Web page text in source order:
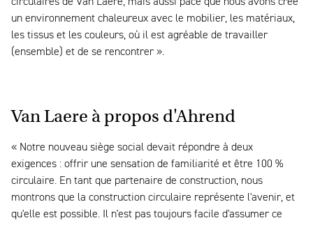
un environnement chaleureux avec le mobilier, les matériaux,
les tissus et les couleurs, où il est agréable de travailler
(ensemble) et de se rencontrer ».
Van Laere à propos d'Ahrend
« Notre nouveau siège social devait répondre à deux
exigences : offrir une sensation de familiarité et être 100 %
circulaire. En tant que partenaire de construction, nous
montrons que la construction circulaire représente l'avenir, et
qu'elle est possible. Il n'est pas toujours facile d'assumer ce